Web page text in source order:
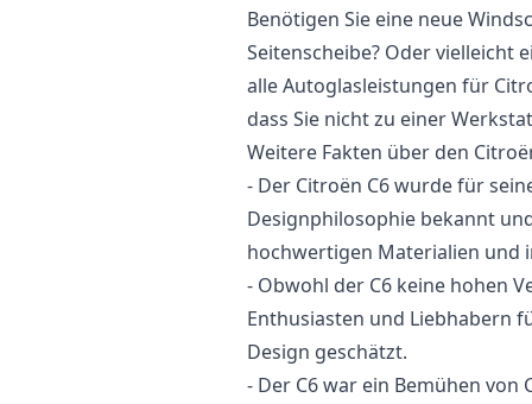
Benötigen Sie eine neue
Seitenscheibe? Oder vielleicht
alle Autoglasleistungen für
dass Sie nicht zu einer
Weitere Fakten über den
- Der Citroën C6 wurde für
Designphilosophie bekannt
hochwertigen Materialien und
- Obwohl der C6 keine hohen
Enthusiasten und Liebhabern
Design geschätzt.
- Der C6 war ein Bemühen von